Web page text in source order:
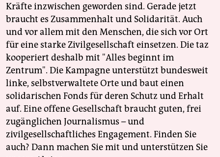
Kräfte inzwischen geworden sind. Gerade jetzt
braucht es Zusammenhalt und Solidarität. Auch
und vor allem mit den Menschen, die sich vor Ort
für eine starke Zivilgesellschaft einsetzen. Die taz
kooperiert deshalb mit "Alles beginnt im
Zentrum". Die Kampagne unterstützt bundesweit
linke, selbstverwaltete Orte und baut einen
solidarischen Fonds für deren Schutz und Erhalt
auf. Eine offene Gesellschaft braucht guten, frei
zugänglichen Journalismus – und
zivilgesellschaftliches Engagement. Finden Sie
auch? Dann machen Sie mit und unterstützen Sie